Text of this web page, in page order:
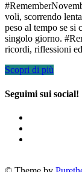
voli, scorrendo
peso al tempo se si
singolo giorno.
ricordi, riflessioni
Scopri di più
Seguimi sui social!